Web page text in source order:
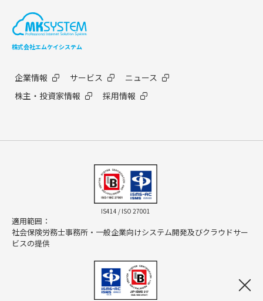
株式会社エムケイシステム
企業情報 サービス
ニュース
株主・投資家情報
採用情報
IS414 / ISO 27001
適用範囲：
社会保険労務士事務所・一般企業向けシステム開発及びクラウドサー
ビスの提供